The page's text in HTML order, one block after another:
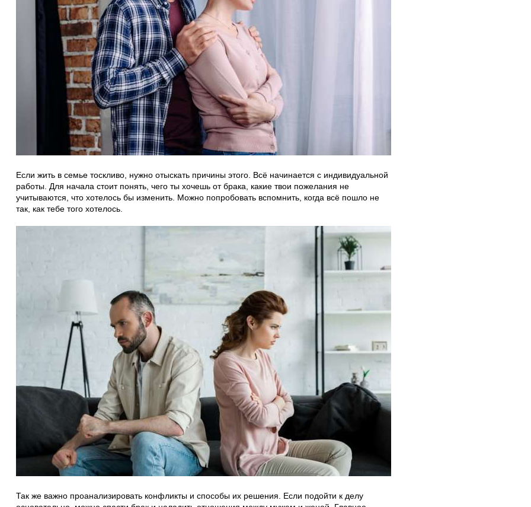
Если жить в семье тоскливо, нужно отыскать причины этого. Всё начинается с индивидуальной
работы. Для начала стоит понять, чего ты хочешь от брака, какие твои пожелания не
учитываются, что хотелось бы изменить. Можно попробовать вспомнить, когда всё пошло не
так, как тебе того хотелось.
Так же важно проанализировать конфликты и способы их решения. Если подойти к делу